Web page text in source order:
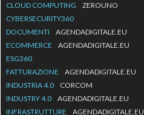
CLOUD COMPUTING
ZEROUNO
CYBERSECURITY360
DOCUMENTI
AGENDADIGITALE.EU
ECOMMERCE
AGENDADIGITALE.EU
ESG360
FATTURAZIONE
AGENDADIGITALE.EU
INDUSTRIA 4.0
CORCOM
INDUSTRY 4.0
AGENDADIGITALE.EU
INFRASTRUTTURE
AGENDADIGITALE.EU